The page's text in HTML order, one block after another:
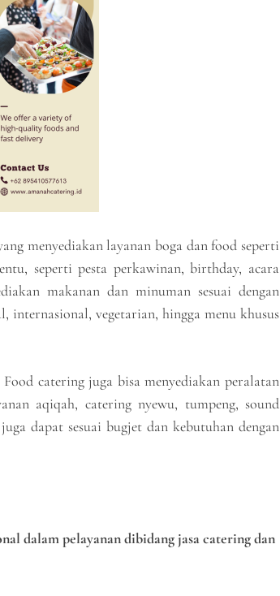
menyediakan layanan boga dan food seperti
seperti pesta perkawinan, birthday, acara
makanan dan minuman sesuai dengan
vegetarian, hingga menu khusus
catering juga bisa menyediakan peralatan
aqiqah, catering nyewu, tumpeng, sound
dapat sesuai bugjet dan kebutuhan dengan
dalam pelayanan dibidang jasa catering dan